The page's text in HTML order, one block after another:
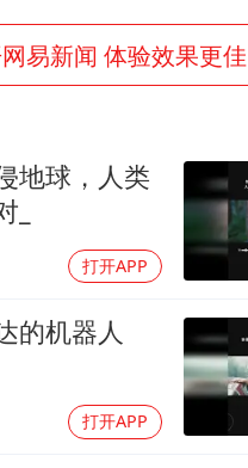
首次证实！“胶球”存在
奋进开新局 实干挑大梁
易新闻 体验效果更佳
地球，人类
打开APP
的机器人
打开APP